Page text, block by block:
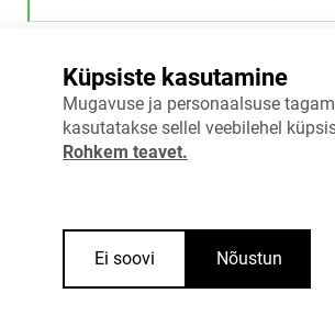
Vaata täpsemalt
Küpsiste kasutamine
Mugavuse ja personaalsuse
kasutatakse sellel veebilehel
Rohkem teavet.
Ei soovi Nõustun